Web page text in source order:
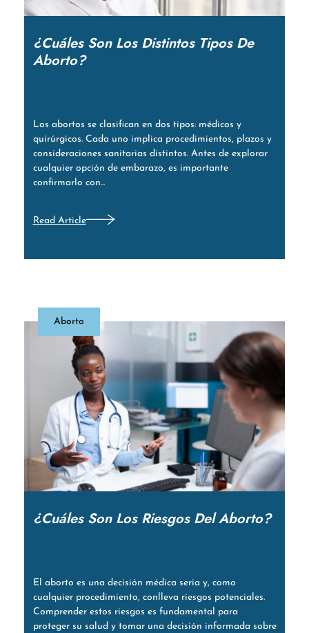
¿Cuáles Son Los Distintos Tipos De
Aborto?
Los abortos se clasifican en dos tipos: médicos y
quirúrgicos. Cada uno implica procedimientos, plazos y
consideraciones sanitarias distintos. Antes de explorar
cualquier opción de embarazo, es importante
confirmarlo con...
Read Article
Aborto
¿Cuáles Son Los Riesgos Del Aborto?
El aborto es una decisión médica seria y, como
cualquier procedimiento, conlleva riesgos potenciales.
Comprender estos riesgos es fundamental para
proteger su salud y tomar una decisión informada sobre